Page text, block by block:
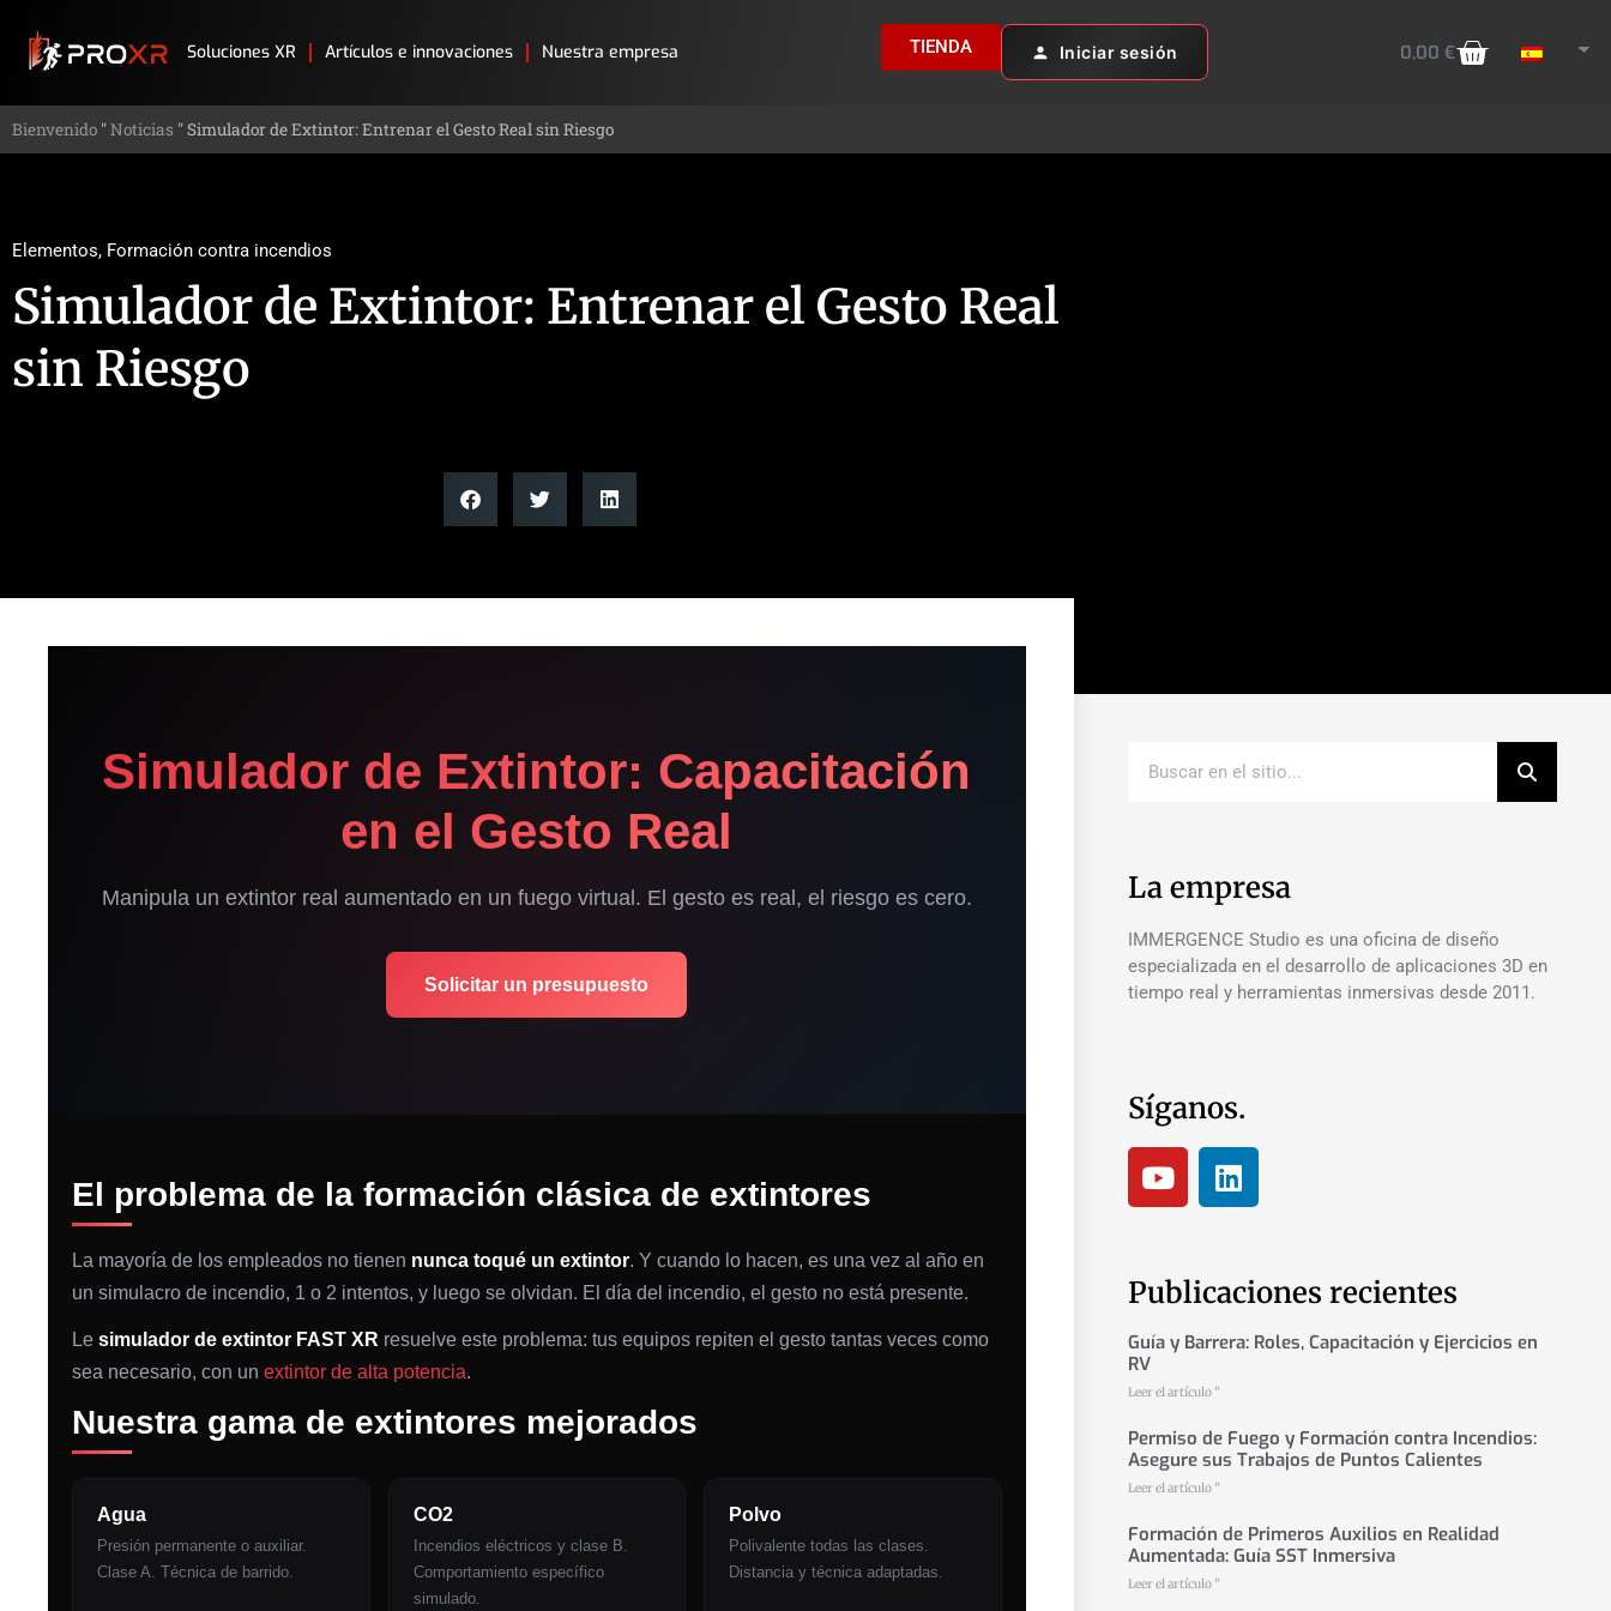
Soluciones XR Artículos e innovaciones Nuestra empresa TIENDA Iniciar sesión 0,00€
Bienvenido "Noticias "Simulador de Extintor: Entrenar el Gesto Real sin Riesgo
Elementos, Formación contra incendios
Simulador de Extintor: Entrenar el Gesto Real
sin Riesgo
Simulador de Extintor: Capacitación
en el Gesto Real
Manipula un extintor real aumentado en un fuego virtual. El gesto es real, el riesgo es cero.
Solicitar un presupuesto
El problema de la formación clásica de extintores
La mayoría de los empleados no tienen nunca toqué un extintor. Y cuando lo hacen, es una vez al año en
un simulacro de incendio, 1 o 2 intentos, y luego se olvidan. El día del incendio, el gesto no está presente.
Le simulador de extintor FAST XR resuelve este problema: tus equipos repiten el gesto tantas veces como
sea necesario, con un extintor de alta potencia.
Nuestra gama de extintores mejorados
Agua
Presión permanente o auxiliar.
Clase A. Técnica de barrido.
CO2
Incendios eléctricos y clase B.
Comportamiento específico
simulado.
Polvo
Polivalente todas las clases.
Distancia y técnica adaptadas.
La empresa
IMMERGENCE Studio es una oficina de diseño
especializada en el desarrollo de aplicaciones 3D en
tiempo real y herramientas inmersivas desde 2011.
Síganos.
Publicaciones recientes
Guía y Barrera: Roles, Capacitación y Ejercicios en
RV
Leer el artículo "
Permiso de Fuego y Formación contra Incendios:
Asegure sus Trabajos de Puntos Calientes
Leer el artículo "
Formación de Primeros Auxilios en Realidad
Aumentada: Guía SST Inmersiva
Leer el artículo "